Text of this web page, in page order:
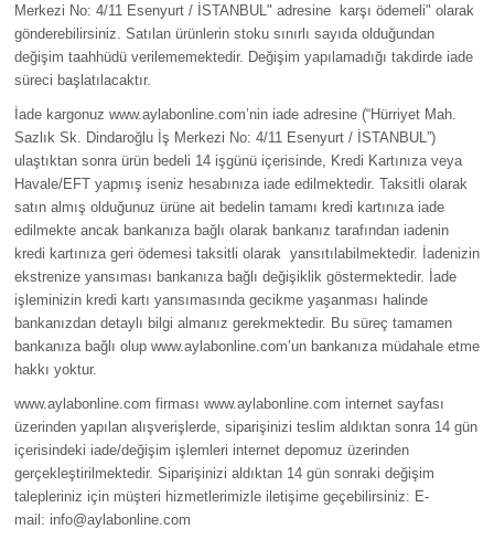
Merkezi No: 4/11 Esenyurt / İSTANBUL" adresine
karşı ödemeli" olarak
gönderebilirsiniz. Satılan ürünlerin stoku sınırlı sayıda olduğundan
değişim taahhüdü verilememektedir. Değişim yapılamadığı takdirde iade
süreci başlatılacaktır.
İade kargonuz www.aylabonline.com’nin iade adresine (“Hürriyet Mah.
Sazlık Sk. Dindaroğlu İş Merkezi No: 4/11 Esenyurt / İSTANBUL”)
ulaştıktan sonra ürün bedeli 14 işgünü içerisinde, Kredi Kartınıza veya
Havale/EFT yapmış iseniz hesabınıza iade edilmektedir. Taksitli olarak
satın almış olduğunuz ürüne ait bedelin tamamı kredi kartınıza iade
edilmekte ancak bankanıza bağlı olarak bankanız tarafından iadenin
kredi kartınıza geri ödemesi taksitli olarak yansıtılabilmektedir. İadenizin
ekstrenize yansıması bankanıza bağlı değişiklik göstermektedir. İade
işleminizin kredi kartı yansımasında gecikme yaşanması halinde
bankanızdan detaylı bilgi almanız gerekmektedir. Bu süreç tamamen
bankanıza bağlı olup www.aylabonline.com’un bankanıza müdahale etme
hakkı yoktur.
www.aylabonline.com firması www.aylabonline.com internet sayfası
üzerinden yapılan alışverişlerde, siparişinizi teslim aldıktan sonra 14 gün
içerisindeki iade/değişim işlemleri internet depomuz üzerinden
gerçekleştirilmektedir. Siparişinizi aldıktan 14 gün sonraki değişim
talepleriniz için müşteri hizmetlerimizle iletişime geçebilirsiniz: E-
mail: info@aylabonline.com